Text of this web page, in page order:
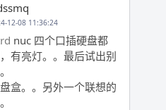
12-08 11:36:24
nuc 四个口插硬盘都
有亮灯。。最后试出别
盒。。另外一个联想的